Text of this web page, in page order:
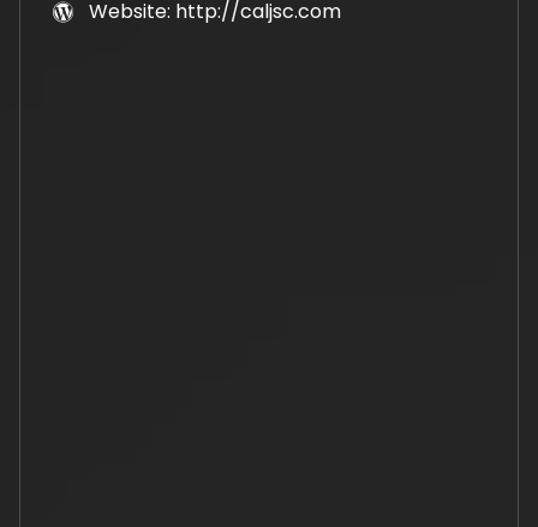
Website: http://caljsc.com